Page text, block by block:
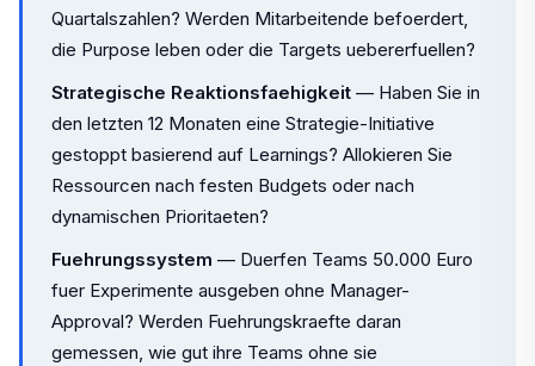
Quartalszahlen? Werden Mitarbeitende befoerdert,
die Purpose leben oder die Targets uebererfuellen?
Strategische Reaktionsfaehigkeit — Haben Sie in
den letzten 12 Monaten eine Strategie-Initiative
gestoppt basierend auf Learnings? Allokieren Sie
Ressourcen nach festen Budgets oder nach
dynamischen Prioritaeten?
Fuehrungssystem — Duerfen Teams 50.000 Euro
fuer Experimente ausgeben ohne Manager-
Approval? Werden Fuehrungskraefte daran
gemessen, wie gut ihre Teams ohne sie